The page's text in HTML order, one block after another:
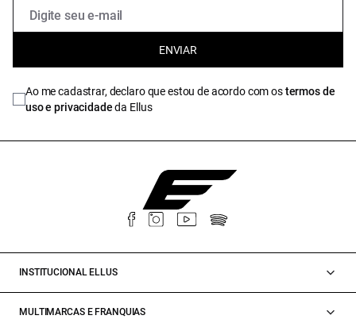
ENVIAR
Ao me cadastrar, declaro que estou de acordo com ostermos de
uso e privacidadeda Ellus
INSTITUCIONAL ELLUS
MULTIMARCAS E FRANQUIAS